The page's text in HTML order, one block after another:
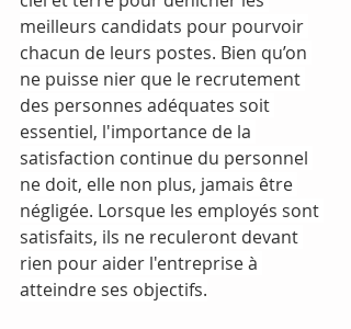
meilleurs candidats pour pourvoir
chacun de leurs postes. Bien qu’on
ne puisse nier que le recrutement
des personnes adéquates soit
essentiel, l'importance de la
satisfaction continue du personnel
ne doit, elle non plus, jamais être
négligée. Lorsque les employés sont
satisfaits, ils ne reculeront devant
rien pour aider l'entreprise à
atteindre ses objectifs.